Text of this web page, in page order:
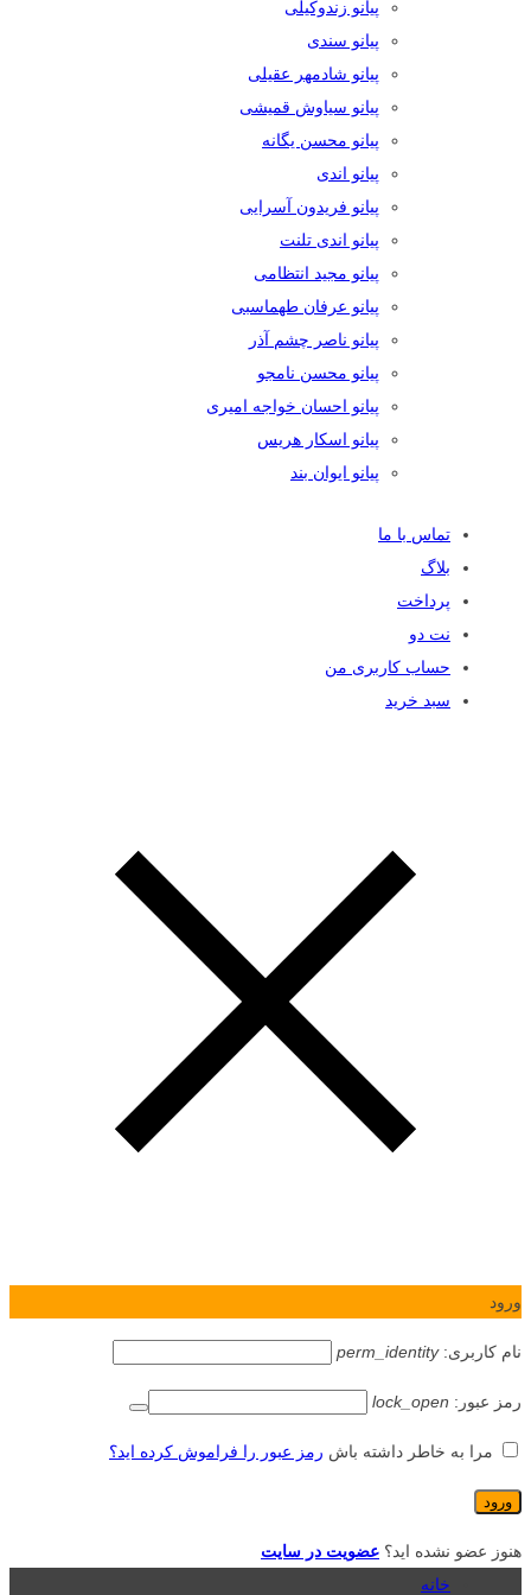
پیانو زندوکیلی
پیانو سندی
پیانو شادمهر عقیلی
پیانو سیاوش قمیشی
پیانو محسن یگانه
پیانو اندی
پیانو فریدون آسرایی
پیانو اندی تلنت
پیانو مجید انتظامی
پیانو عرفان طهماسبی
پیانو ناصر چشم آذر
پیانو محسن نامجو
پیانو احسان خواجه امیری
پیانو اسکار هریس
پیانو ایوان بند
تماس با ما
بلاگ
پرداخت
نت دو
حساب کاربری من
سبد خرید
ورود
نام کاربری:perm_identity
رمز عبور: lock_open
مرا به خاطر داشته باش رمز عبور را فراموش کرده اید؟
هنوز عضو نشده اید؟ عضویت در سایت
خانه